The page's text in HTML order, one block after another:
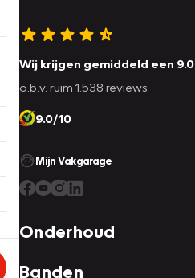
Wij krijgen gemiddeld een 9.0
o.b.v. ruim 1.538 reviews
9.0/10
Mijn Vakgarage
Onderhoud
Banden